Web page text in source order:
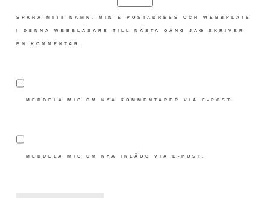
SPARA MITT NAMN, MIN E-POSTADRESS OCH WEBBPLATS
I DENNA WEBBLÄSARE TILL NÄSTA GÅNG JAG SKRIVER
EN KOMMENTAR.
MEDDELA MIG OM NYA KOMMENTARER VIA E-POST.
MEDDELA MIG OM NYA INLÄGG VIA E-POST.